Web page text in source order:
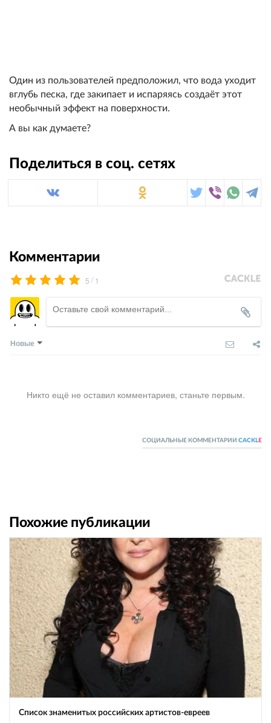
Один из пользователей предположил, что вода уходит
вглубь песка, где закипает и испаряясь создаёт этот
необычный эффект на поверхности.
А вы как думаете?
Поделиться в соц. сетях
Комментарии
5 / 1
Новые
Никто ещё не оставил комментариев, станьте первым.
СОЦИАЛЬНЫЕ КОММЕНТАРИИ CACKL E
Похожие публикации
Список знаменитых российских артистов-евреев